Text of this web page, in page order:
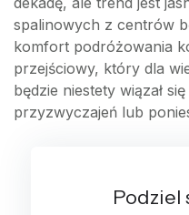
spalinowych z centrów
komfort podróżowania
przejściowy, który dla
będzie niestety wiązał
przyzwyczajeń lub
Podziel